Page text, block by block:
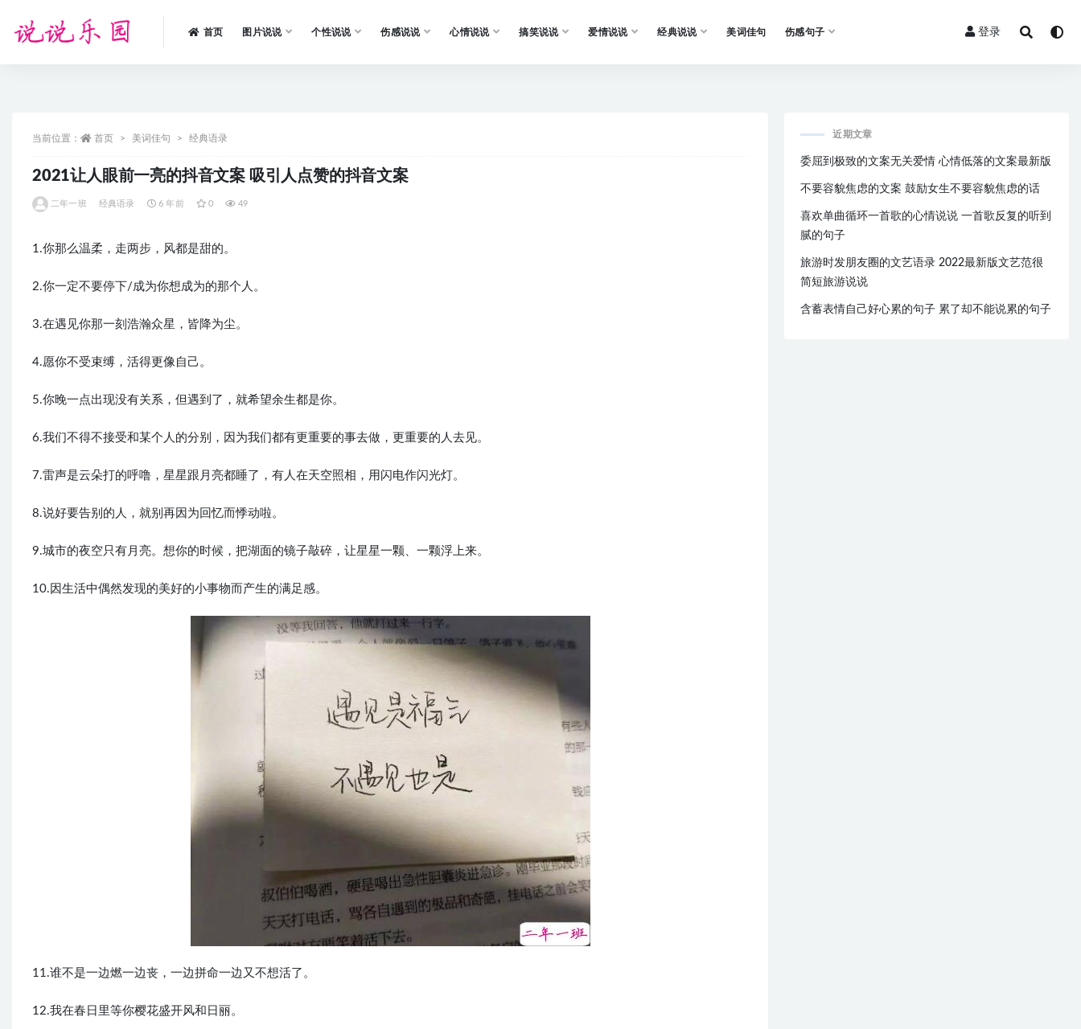
首页 图片说说 个性说说 伤感说说 心情说说 搞笑说说 爱情说说 经典说说 美词佳句 伤感句子 登录
当前位置： 首页 美词佳句 经典语录
2021让人眼前一亮的抖音文案 吸引人点赞的抖音文案
二年一班 经典语录 6 年前 0 49
1.你那么温柔，走两步，风都是甜的。
2.你一定不要停下/成为你想成为的那个人。
3.在遇见你那一刻浩瀚众星，皆降为尘。
4.愿你不受束缚，活得更像自己。
5.你晚一点出现没有关系，但遇到了，就希望余生都是你。
6.我们不得不接受和某个人的分别，因为我们都有更重要的事去做，更重要的人去见。
7.雷声是云朵打的呼噜，星星跟月亮都睡了，有人在天空照相，用闪电作闪光灯。
8.说好要告别的人，就别再因为回忆而悸动啦。
9.城市的夜空只有月亮。想你的时候，把湖面的镜子敲碎，让星星一颗、一颗浮上来。
10.因生活中偶然发现的美好的小事物而产生的满足感。
11.谁不是一边燃一边丧，一边拼命一边又不想活了。
12.我在春日里等你樱花盛开风和日丽。
近期文章
委屈到极致的文案无关爱情 心情低落的文案最新版
不要容貌焦虑的文案 鼓励女生不要容貌焦虑的话
喜欢单曲循环一首歌的心情说说 一首歌反复的听到
腻的句子
旅游时发朋友圈的文艺语录 2022最新版文艺范很
简短旅游说说
含蓄表情自己好心累的句子 累了却不能说累的句子